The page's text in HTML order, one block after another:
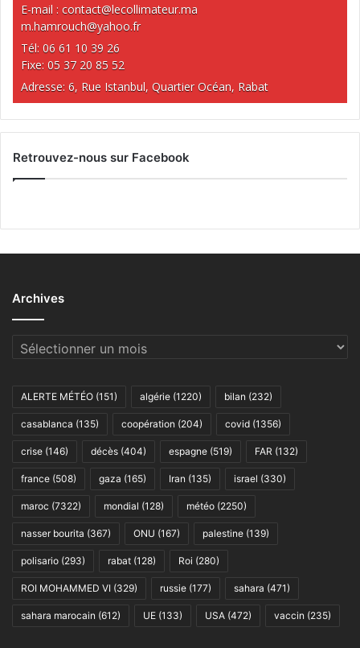
E-mail : contact@lecollimateur.ma
m.hamrouch@yahoo.fr
Tél: 06 61 10 39 26
Fixe: 05 37 20 85 52
Adresse: 6, Rue Istanbul, Quartier Océan, Rabat
Retrouvez-nous sur Facebook
Archives
Archives
ALERTE MÉTÉO (151) algérie (1220) bilan (232)
casablanca (135) coopération (204) covid (1356)
crise (146) décès (404) espagne (519) FAR (132)
france (508) gaza (165) Iran (135) israel (330)
maroc (7322) mondial (128) météo (2250)
nasser bourita (367) ONU (167) palestine (139)
polisario (293) rabat (128) Roi (280)
ROI MOHAMMED VI (329) russie (177) sahara (471)
sahara marocain (612) UE (133) USA (472) vaccin (235)